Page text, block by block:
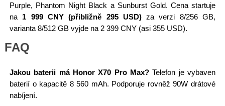
Purple, Phantom Night Black a Sunburst Gold. Cena startuje
na 1 999 CNY (přibližně 295 USD)za verzi 8/256 GB,
varianta 8/512 GB vyjde na 2 399 CNY (asi 355 USD).
FAQ
Jakou baterii má Honor X70 Pro Max? Telefon je vybaven
baterií o kapacitě 8 560 mAh. Podporuje rovněž 90W drátové
nabíjení.